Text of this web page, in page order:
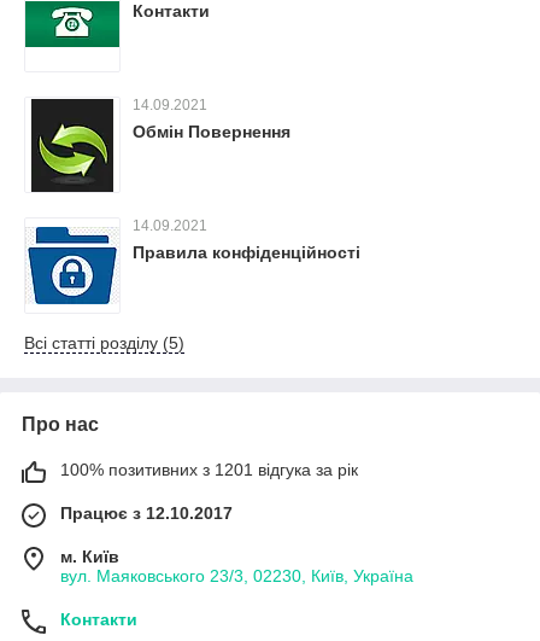
Контакти
14.09.2021
Обмін Повернення
14.09.2021
Правила конфіденційності
Всі статті розділу (5)
Про нас
100% позитивних з 1201 відгука за рік
Працює з 12.10.2017
м. Київ
вул. Маяковського 23/3, 02230, Київ, Україна
Контакти